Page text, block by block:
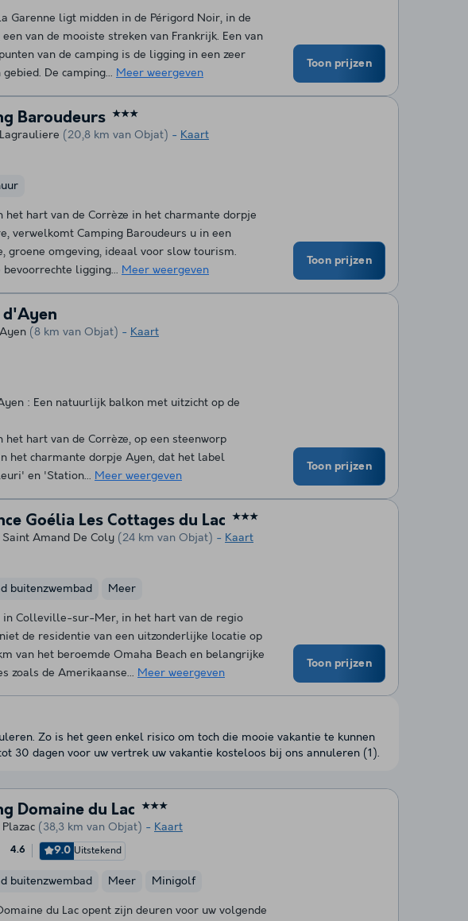
Garenne ligt midden in de Périgord Noir, in de
een van de mooiste streken van Frankrijk. Een van
van de camping is de ligging in een zeer
De camping... Meer weergeven
Toon prijzen
Baroudeurs ★★★
Lagrauliere (20,8 km van Objat) Kaart
het hart van de Corrèze in het charmante dorpje
verwelkomt Camping Baroudeurs u in een
groene omgeving, ideaal voor slow tourism.
bevoorrechte ligging... Meer weergeven
Toon prijzen
d'Ayen
Ayen (8 km van Objat) Kaart
: Een natuurlijk balkon met uitzicht op de
het hart van de Corrèze, op een steenworp
het charmante dorpje Ayen, dat het label
en 'Station... Meer weergeven
Toon prijzen
Goélia Les Cottages du Lac ★★★
Saint Amand De Coly (24 km van Objat) Kaart
buitenzwembad Meer
in Colleville-sur-Mer, in het hart van de regio
de residentie van een uitzonderlijke locatie op
van het beroemde Omaha Beach en belangrijke
zoals de Amerikaanse... Meer weergeven
Toon prijzen
Domaine du Lac ★★★
Plazac (38,3 km van Objat) Kaart
4.6 9.0 Uitstekend
buitenzwembad Meer Minigolf
du Lac opent zijn deuren voor uw volgende
Zo is het geen enkel risico om toch die mooie vakantie te kunnen
30 dagen voor uw vertrek uw vakantie kosteloos bij ons annuleren (1).